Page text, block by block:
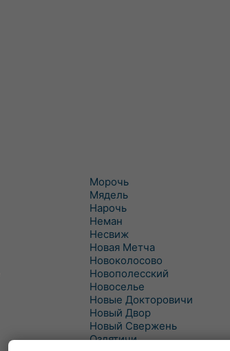
Морочь
Мядель
Нарочь
Неман
Несвиж
Новая Метча
Новоколосово
Новополесский
Новоселье
Новые Докторовичи
Новый Двор
Новый Свержень
Оздятичи